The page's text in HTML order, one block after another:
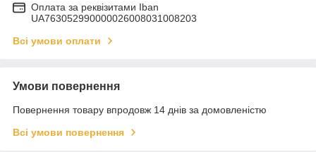
Оплата за реквізитами Iban
UA763052990000026008031008203
Всі умови оплати
Умови повернення
Повернення товару впродовж 14 днів за домовленістю
Всі умови повернення